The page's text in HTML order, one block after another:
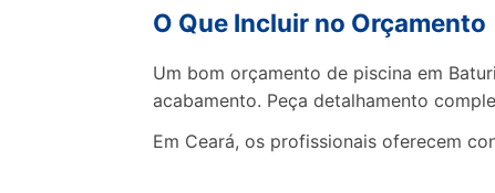
O Que Incluir no Orçamento
Um bom orçamento de piscina em
acabamento. Peça detalhamento
Em Ceará, os profissionais oferecem